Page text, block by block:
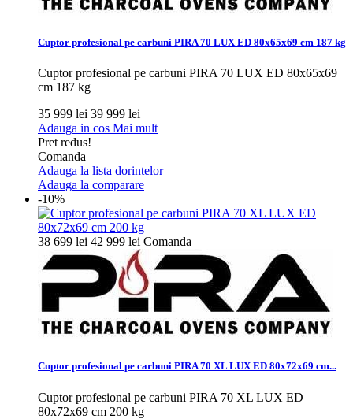
Cuptor profesional pe carbuni PIRA 70 LUX ED 80x65x69 cm 187 kg
Cuptor profesional pe carbuni PIRA 70 LUX ED 80x65x69
cm 187 kg
35 999 lei 39 999 lei
Adauga in cos Mai mult
Pret redus!
Comanda
Adauga la lista dorintelor
Adauga la comparare
-10%
38 699 lei 42 999 lei Comanda
Cuptor profesional pe carbuni PIRA 70 XL LUX ED 80x72x69 cm...
Cuptor profesional pe carbuni PIRA 70 XL LUX ED
80x72x69 cm 200 kg